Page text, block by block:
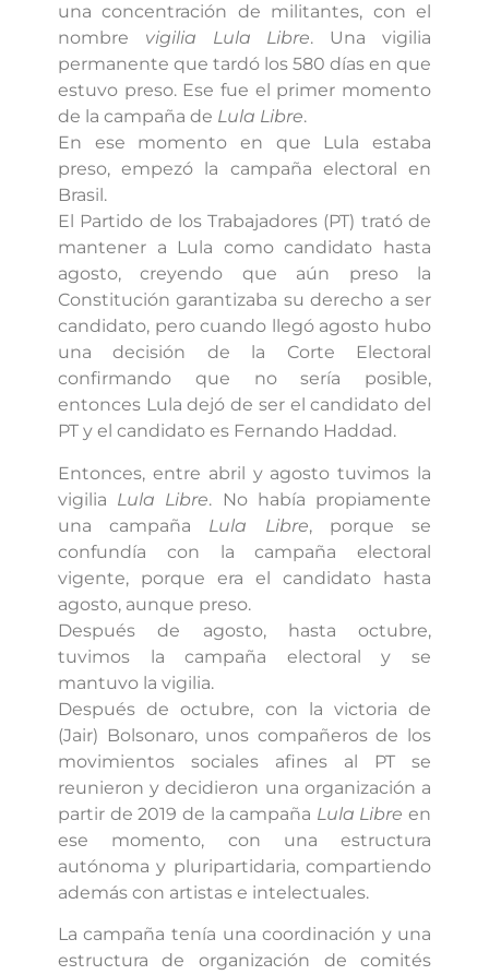
una concentración de militantes, con el
nombre vigilia Lula Libre. Una vigilia
permanente que tardó los 580 días en que
estuvo preso. Ese fue el primer momento
de la campaña de Lula Libre.
En ese momento en que Lula estaba
preso, empezó la campaña electoral en
Brasil.
El Partido de los Trabajadores (PT) trató de
mantener a Lula como candidato hasta
agosto, creyendo que aún preso la
Constitución garantizaba su derecho a ser
candidato, pero cuando llegó agosto hubo
una decisión de la Corte Electoral
confirmando que no sería posible,
entonces Lula dejó de ser el candidato del
PT y el candidato es Fernando Haddad.
Entonces, entre abril y agosto tuvimos la
vigilia Lula Libre. No había propiamente
una campaña Lula Libre, porque se
confundía con la campaña electoral
vigente, porque era el candidato hasta
agosto, aunque preso.
Después de agosto, hasta octubre,
tuvimos la campaña electoral y se
mantuvo la vigilia.
Después de octubre, con la victoria de
(Jair) Bolsonaro, unos compañeros de los
movimientos sociales afines al PT se
reunieron y decidieron una organización a
partir de 2019 de la campaña Lula Libre en
ese momento, con una estructura
autónoma y pluripartidaria, compartiendo
además con artistas e intelectuales.
La campaña tenía una coordinación y una
estructura de organización de comités